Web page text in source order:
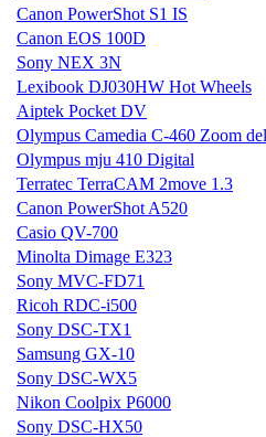
Canon PowerShot S1 IS
Canon EOS 100D
Sony NEX 3N
Lexibook DJ030HW Hot Wheels
Aiptek Pocket DV
Olympus Camedia C-460 Zoom
Olympus mju 410 Digital
Terratec TerraCAM 2move 1.3
Canon PowerShot A520
Casio QV-700
Minolta Dimage E323
Sony MVC-FD71
Ricoh RDC-i500
Sony DSC-TX1
Samsung GX-10
Sony DSC-WX5
Nikon Coolpix P6000
Sony DSC-HX50